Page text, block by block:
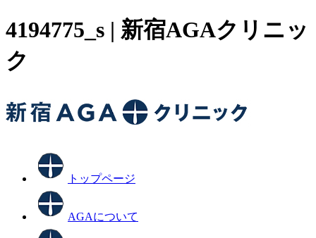
4194775_s | 新宿AGAクリニッ
ク
トップページ
AGAについて